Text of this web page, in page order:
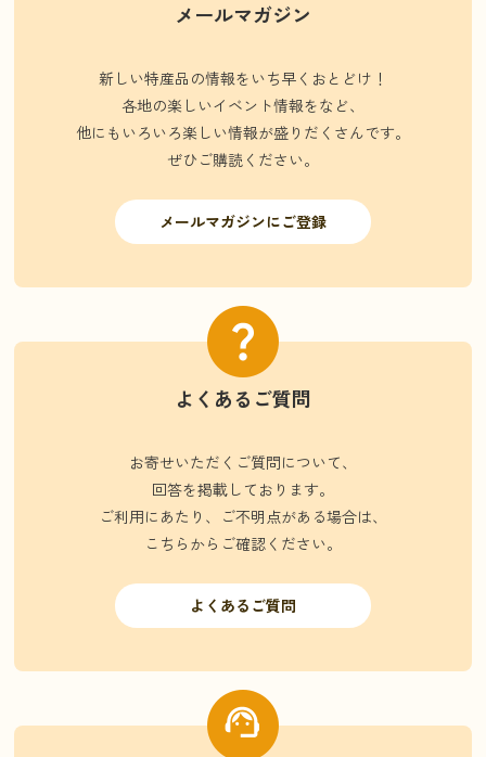
メールマガジン
新しい特産品の情報をいち早くおとどけ！
各地の楽しいイベント情報をなど、
他にもいろいろ楽しい情報が盛りだくさんです。
ぜひご購読ください。
メールマガジンにご登録
よくあるご質問
お寄せいただくご質問について、
回答を掲載しております。
ご利用にあたり、ご不明点がある場合は、
こちらからご確認ください。
よくあるご質問